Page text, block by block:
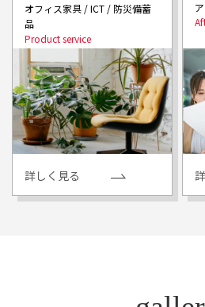
オフィス家具 / ICT / 防災備蓄
品
詳しく見る